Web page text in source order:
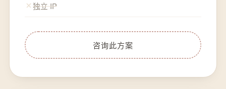
独立 IP
咨询此方案